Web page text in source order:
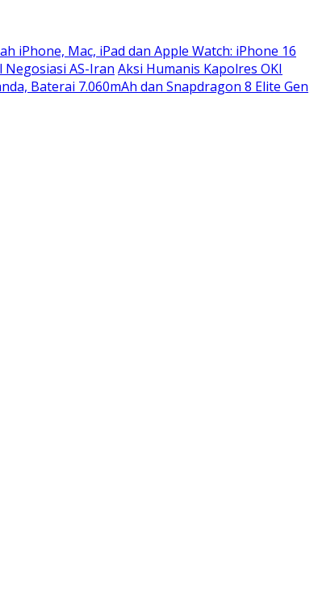
iPhone, Mac, iPad dan Apple Watch: iPhone 16
AS-Iran Aksi Humanis Kapolres OKI
Baterai 7.060mAh dan Snapdragon 8 Elite Gen